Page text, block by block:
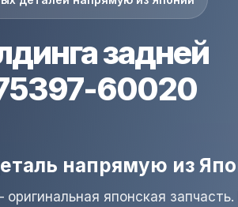
задней
60020
напрямую из
японская